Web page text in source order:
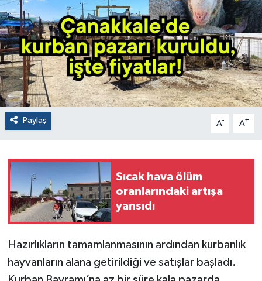
Paylaş A- A+
Sıcak hava ölüm
oranlarındaki artışa
yansıdı
Hazırlıkların tamamlanmasının ardından kurbanlık
hayvanların alana getirildiği ve satışlar başladı.